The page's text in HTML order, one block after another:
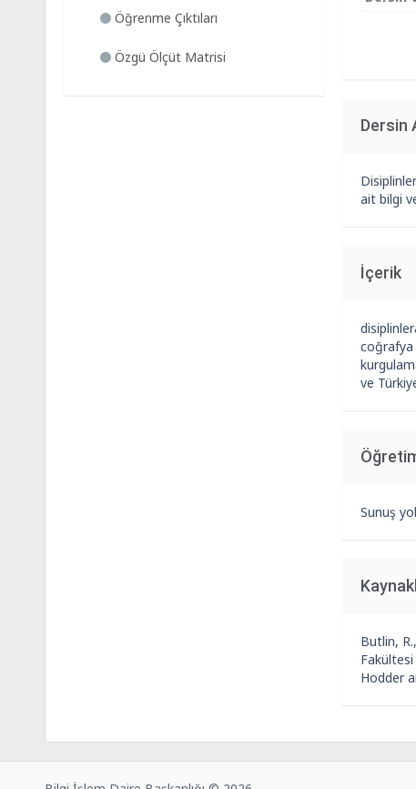
Öğrenme Çıktıları
Özgü Ölçüt Matrisi
Dersin
ait bilgi
İçerik
coğrafya
ve
Sunuş
Butlin,
Hodder